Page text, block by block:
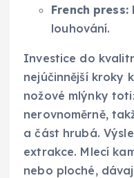
French press:
louhování.
Investice do
nejúčinnější kroky
nožové mlýnky
nerovnoměrně,
a část hrubá.
extrakce. Mlecí
nebo ploché,